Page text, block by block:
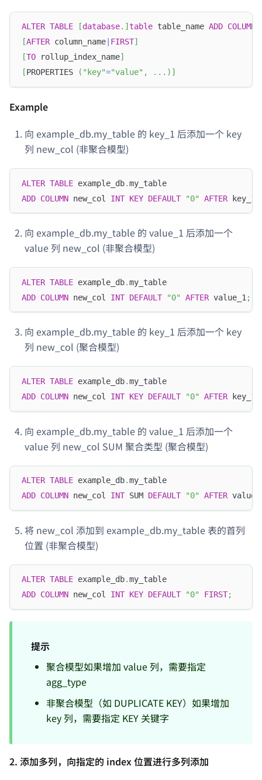
ALTER TABLE [database. ] table table_name ADD COLUMN
[AFTER column_name FIRST]
[TO rollup_index_name]
[PROPERTIES ( "key"="value" , . . . ) ]
Example
向 example_db.my_table 的 key_1 后添加一个 key
列 new_col (非聚合模型)
ALTER TABLE example_db.my_table
ADD COLUMN new_col INT KEY DEFAULT "0" AFTER key_1
向 example_db.my_table 的 value_1 后添加一个
value 列 new_col (非聚合模型)
ALTER TABLE example_db.my_table
ADD COLUMN new_col INT DEFAULT "0" AFTER value_1 ;
向 example_db.my_table 的 key_1 后添加一个 key
列 new_col (聚合模型)
ALTER TABLE example_db.my_table
ADD COLUMN new_col INT KEY DEFAULT "0" AFTER key_1
向 example_db.my_table 的 value_1 后添加一个
value 列 new_col SUM 聚合类型 (聚合模型)
ALTER TABLE example_db.my_table
ADD COLUMN new_col INT SUM DEFAULT "0" AFTER
将 new_col 添加到 example_db.my_table 表的首列
位置 (非聚合模型)
ALTER TABLE example_db.my_table
ADD COLUMN new_col INT KEY DEFAULT "0" FIRST;
提示
聚合模型如果增加 value 列，需要指定
agg_type
非聚合模型（如 DUPLICATE KEY）如果增加
key 列，需要指定 KEY 关键字
2. 添加多列，向指定的 index 位置进行多列添加